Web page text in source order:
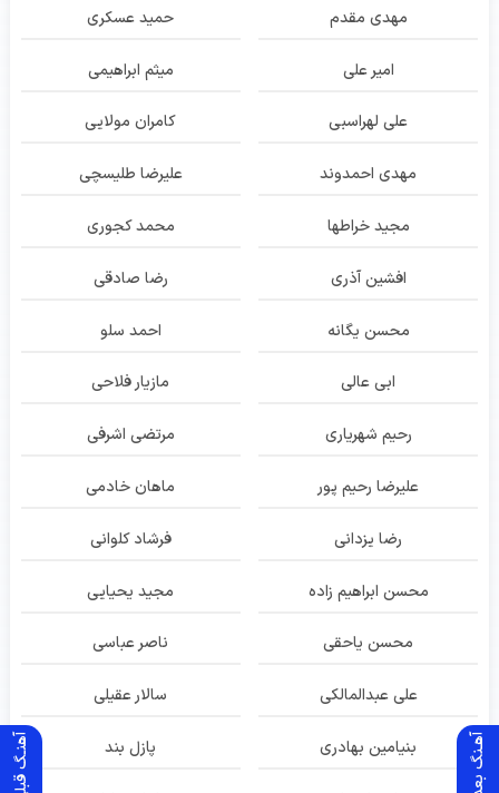
آهنـگ قبلی آهـنگ بعدی
مهدی مقدم حمید عسکری
امیر علی میثم ابراهیمی
علی لهراسبی کامران مولایی
مهدی احمدوند علیرضا طلیسچی
مجید خراطها محمد کجوری
افشین آذری رضا صادقی
محسن یگانه احمد سلو
ابی عالی مازیار فلاحی
رحیم شهریاری مرتضی اشرفی
علیرضا رحیم پور ماهان خادمی
رضا یزدانی فرشاد کلوانی
محسن ابراهیم زاده مجید یحیایی
محسن یاحقی ناصر عباسی
علی عبدالمالکی سالار عقیلی
بنیامین بهادری پازل بند